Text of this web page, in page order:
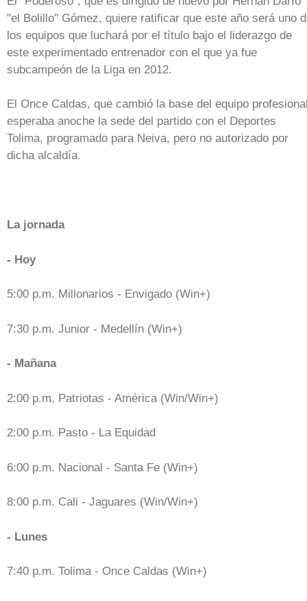
"el Bolillo" Gómez, quiere ratificar que este año será uno
los equipos que luchará por el título bajo el liderazgo de
este experimentado entrenador con el que ya fue
subcampeón de la Liga en 2012.
El Once Caldas, que cambió la base del equipo
esperaba anoche la sede del partido con el Deportes
Tolima, programado para Neiva, pero no autorizado por
dicha alcaldía.
La jornada
- Hoy
5:00 p.m. Millonarios - Envigado (Win+)
7:30 p.m. Junior - Medellín (Win+)
- Mañana
2:00 p.m. Patriotas - América (Win/Win+)
2:00 p.m. Pasto - La Equidad
6:00 p.m. Nacional - Santa Fe (Win+)
8:00 p.m. Cali - Jaguares (Win/Win+)
- Lunes
7:40 p.m. Tolima - Once Caldas (Win+)